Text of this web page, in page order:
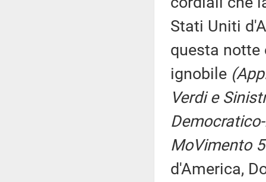
Stati Uniti
questa notte
ignobile
Verdi e
MoVimento
d'America,